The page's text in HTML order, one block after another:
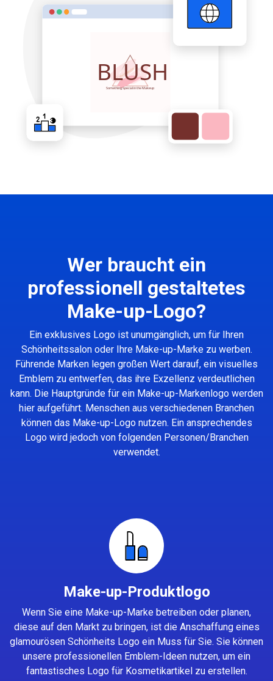
Wer braucht ein
professionell gestaltetes
Make-up-Logo?
Ein exklusives Logo ist unumgänglich, um für Ihren
Schönheitssalon oder Ihre Make-up-Marke zu werben.
Führende Marken legen großen Wert darauf, ein visuelles
Emblem zu entwerfen, das ihre Exzellenz verdeutlichen
kann. Die Hauptgründe für ein Make-up-Markenlogo werden
hier aufgeführt. Menschen aus verschiedenen Branchen
können das Make-up-Logo nutzen. Ein ansprechendes
Logo wird jedoch von folgenden Personen/Branchen
verwendet.
Make-up-Produktlogo
Wenn Sie eine Make-up-Marke betreiben oder planen,
diese auf den Markt zu bringen, ist die Anschaffung eines
glamourösen Schönheits Logo ein Muss für Sie. Sie können
unsere professionellen Emblem-Ideen nutzen, um ein
fantastisches Logo für Kosmetikartikel zu erstellen.